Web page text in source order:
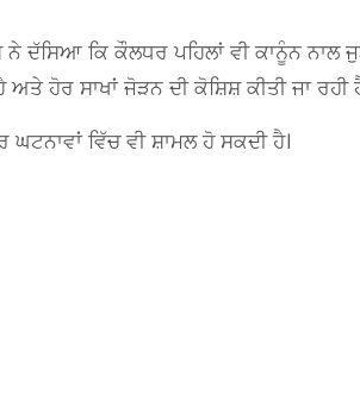
ਨੇ ਦੱਸਿਆ ਕਿ ਕੌਲਧਰ ਪਹਿਲਾਂ ਵੀ ਕਾਨੂੰਨ ਨਾਲ
ਹੋਰ ਸਾਖਾਂ ਜੋੜਨ ਦੀ ਕੋਸ਼ਿਸ਼ ਕੀਤੀ ਜਾ ਰਹੀ
ਵਿੱਚ ਵੀ ਸ਼ਾਮਲ ਹੋ ਸਕਦੀ ਹੈ।